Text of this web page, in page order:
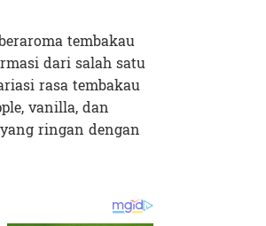
tembakau
dari salah satu
rasa tembakau
vanilla, dan
ringan dengan